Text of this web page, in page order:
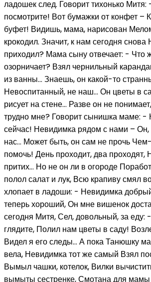
ладошек след. Говорит тихонько Митя:
посмотрите! Вот бумажки от конфет –
буфет! Видишь, мама, нарисован
крокодил. Значит, к нам сегодня
приходил? Мама сыну отвечает: - Что
озорничает? Взял чернильный
из ванны… Знаешь, он какой-то
Невоспитанный, не наш… Он цветы в
рисует на стене… Разве он не
трудно мне? Говорит сынишка маме: -
сейчас! Невидимка рядом с нами –
нас… Может быть, он сам не прочь
помочь! День проходит, два проходят,
притих… Но не он ли в огороде
полол салат и лук, Всю крапиву смял
хлопает в ладоши: - Невидимка
теперь хороший, Он мне вишенок
сегодня Митя, Сел, довольный, за
глядите, Полил нам цветы в саду!
Видел я его следы… А пока Танюшку
вела, Невидимка тот же самый Взял
Вымыл чашки, котелок, Вилки
вымыты сестренке, Смотана для